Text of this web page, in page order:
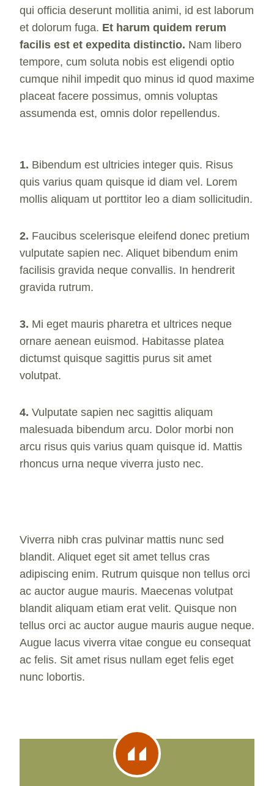
qui officia deserunt mollitia animi, id est laborum
et dolorum fuga. Et harum quidem rerum
facilis est et expedita distinctio. Nam libero
tempore, cum soluta nobis est eligendi optio
cumque nihil impedit quo minus id quod maxime
placeat facere possimus, omnis voluptas
assumenda est, omnis dolor repellendus.
1. Bibendum est ultricies integer quis. Risus
quis varius quam quisque id diam vel. Lorem
mollis aliquam ut porttitor leo a diam sollicitudin.
2. Faucibus scelerisque eleifend donec pretium
vulputate sapien nec. Aliquet bibendum enim
facilisis gravida neque convallis. In hendrerit
gravida rutrum.
3. Mi eget mauris pharetra et ultrices neque
ornare aenean euismod. Habitasse platea
dictumst quisque sagittis purus sit amet
volutpat.
4. Vulputate sapien nec sagittis aliquam
malesuada bibendum arcu. Dolor morbi non
arcu risus quis varius quam quisque id. Mattis
rhoncus urna neque viverra justo nec.
Viverra nibh cras pulvinar mattis nunc sed
blandit. Aliquet eget sit amet tellus cras
adipiscing enim. Rutrum quisque non tellus orci
ac auctor augue mauris. Maecenas volutpat
blandit aliquam etiam erat velit. Quisque non
tellus orci ac auctor augue mauris augue neque.
Augue lacus viverra vitae congue eu consequat
ac felis. Sit amet risus nullam eget felis eget
nunc lobortis.